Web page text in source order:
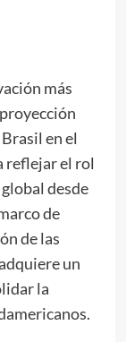
más
en el
reflejar el rol
desde
de
de las
un
la